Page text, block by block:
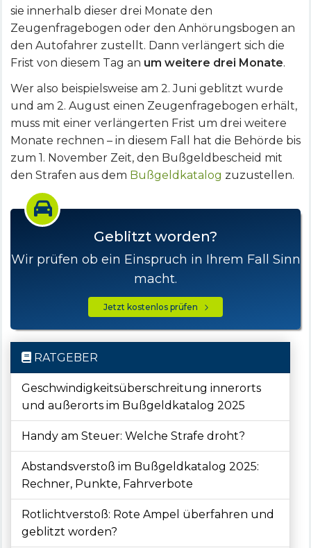
sie innerhalb dieser drei Monate den
Zeugenfragebogen oder den Anhörungsbogen an
den Autofahrer zustellt. Dann verlängert sich die
Frist von diesem Tag an um weitere drei Monate.
Wer also beispielsweise am 2. Juni geblitzt wurde
und am 2. August einen Zeugenfragebogen erhält,
muss mit einer verlängerten Frist um drei weitere
Monate rechnen – in diesem Fall hat die Behörde bis
zum 1. November Zeit, den Bußgeldbescheid mit
den Strafen aus dem Bußgeldkatalog zuzustellen.
Geblitzt worden?
Wir prüfen ob ein Einspruch in Ihrem Fall Sinn
macht.
Jetzt kostenlos prüfen
RATGEBER
Geschwindigkeitsüberschreitung innerorts
und außerorts im Bußgeldkatalog 2025
Handy am Steuer: Welche Strafe droht?
Abstandsverstoß im Bußgeldkatalog 2025:
Rechner, Punkte, Fahrverbote
Rotlichtverstoß: Rote Ampel überfahren und
geblitzt worden?